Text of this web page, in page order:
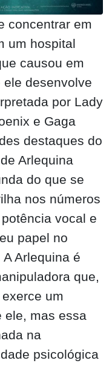
concentrar em
um hospital
causou em
ele desenvolve
por Lady
e Gaga
destaques do
Arlequina
do que se
nos números
vocal e
papel no
Arlequina é
que,
um
ele, mas essa
na
psicológica